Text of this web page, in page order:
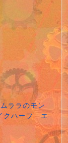
ララのモン
クハーフ エ